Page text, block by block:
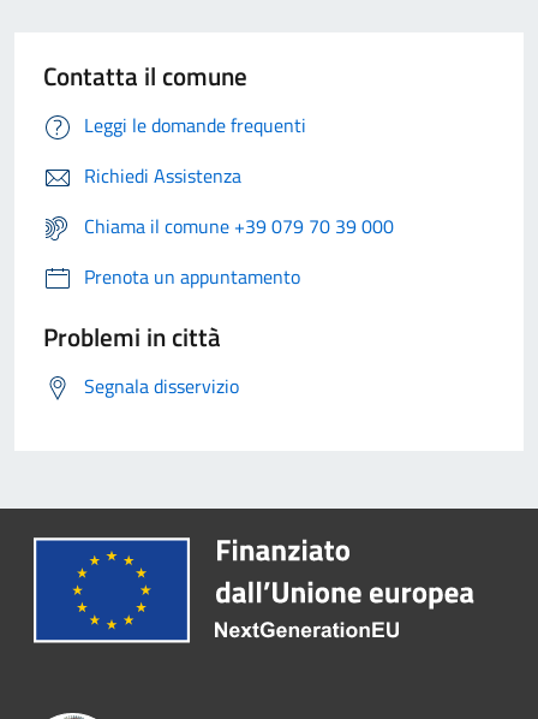
Contatta il comune
Leggi le domande frequenti
Richiedi Assistenza
Chiama il comune +39 079 70 39 000
Prenota un appuntamento
Problemi in città
Segnala disservizio